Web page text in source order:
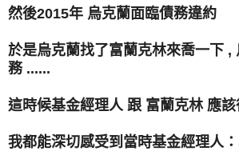
然後2015年 烏克蘭面臨債務違約
於是烏克蘭找了富蘭克林來喬一下 ,
務 ......
這時候基金經理人 跟 富蘭克林 應
我都能深切感受到當時基金經理人：